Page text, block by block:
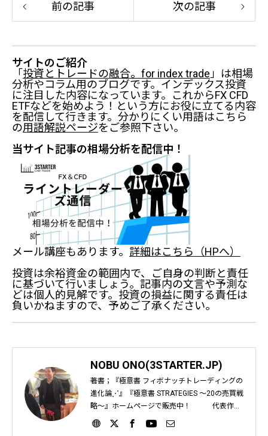
前の記事 次の記事
サイトのご紹介
「 投資とトレードの融合。for index trade 」は相場
分析やコラム用のブログです。インデックス投資
に注目した内容になっています。これからFX CFD
ETFなどを始めよう！という方にお役に立てる内容
を配信して行きます。分かりにくい用語はこちら
の用語解説ページをご参照下さい。
当サイト記事の相場分析を配信中！
メール講座もあります。 詳細はこちら（HPへ）
投資は余裕資金の範囲内で、ご自身の判断と責任
に基づいて行いましょう。記事内の文言や予測な
どは個人的見解です。投資の損益に関する責任は
負いかねますので、予めご了承ください。
NOBU ONO(3STARTER.JP)
著書；『極意書 フィボナッチトレーディングの
進化論⋰』『極意書 STRATEGIES ～20の売買戦
略～』ホームページで販売中！ 代表作；
『フィボナッチ大事典』『ギャン大事典』『時